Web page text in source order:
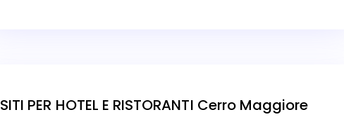
SITI PER HOTEL E RISTORANTI Cerro Maggiore